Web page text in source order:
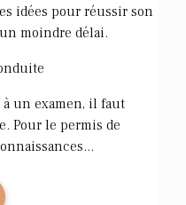
idées pour réussir son
moindre délai.
un examen, il faut
Pour le permis de